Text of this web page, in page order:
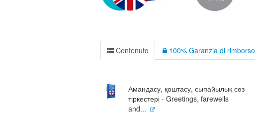
Contenuto 100% Garanzia di rimborso
Амандасу, қоштасу, сыпайылық сөз
тіркестері - Greetings, farewells
and...